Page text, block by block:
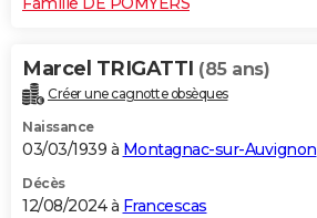
Marcel TRIGATTI (85 ans)
Créer une cagnotte obsèques
Naissance
03/03/1939 à Montagnac-sur-Auvignon
Décès
12/08/2024 à Francescas